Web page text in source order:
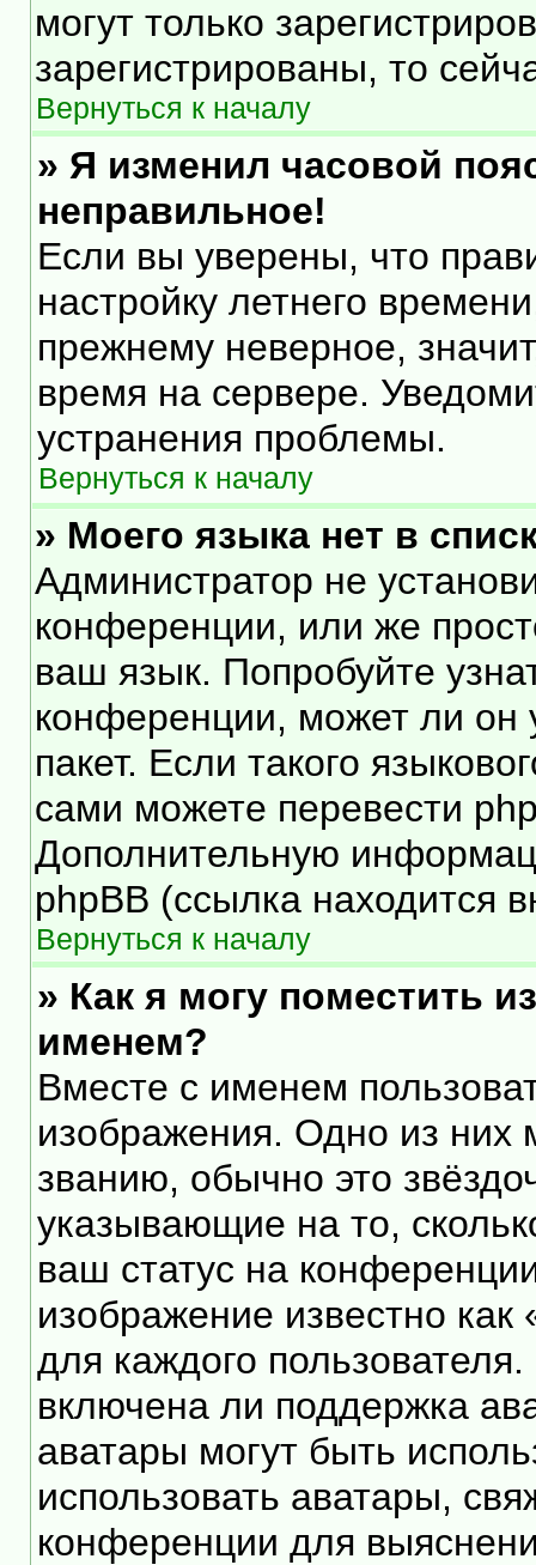
могут только
зарегистрированы, то
Вернуться к началу
» Я изменил часовой
неправильное!
Если вы уверены, что
настройку летнего
прежнему неверное,
время на сервере.
устранения проблемы.
Вернуться к началу
» Моего языка нет в
Администратор не
конференции, или же
ваш язык. Попробуйте
конференции, может ли он
пакет. Если такого
сами можете перевести
Дополнительную
phpBB (ссылка находится
Вернуться к началу
» Как я могу поместить
именем?
Вместе с именем
изображения. Одно из них
званию, обычно это
указывающие на то,
ваш статус на
изображение известно
для каждого
включена ли поддержка
аватары могут быть
использовать аватары,
конференции для